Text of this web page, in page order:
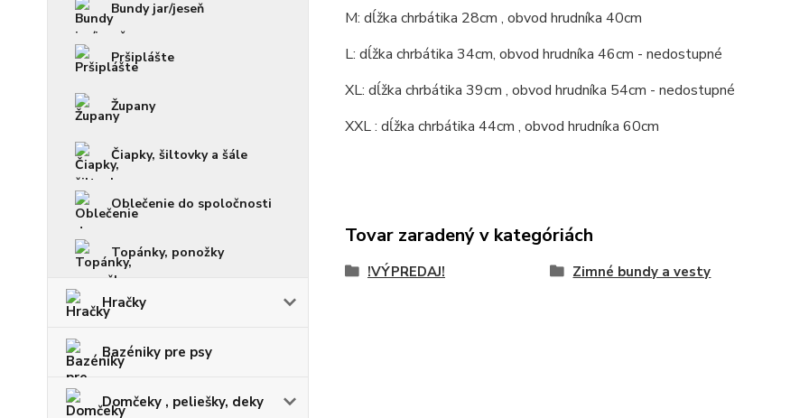
Bundy jar/jeseň
Pršiplášte
Župany
Čiapky, šiltovky a šále
Oblečenie do spoločnosti
Topánky, ponožky
Hračky
Bazéniky pre psy
Domčeky , peliešky, deky
M: dĺžka chrbátika 28cm , obvod hrudníka 40cm
L: dĺžka chrbátika 34cm, obvod hrudníka 46cm - nedostupné
XL: dĺžka chrbátika 39cm , obvod hrudníka 54cm - nedostupné
XXL : dĺžka chrbátika 44cm , obvod hrudníka 60cm
Tovar zaradený v kategóriách
!VÝPREDAJ! Zimné bundy a vesty